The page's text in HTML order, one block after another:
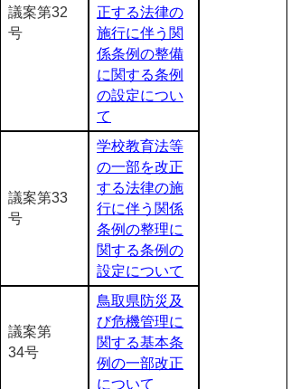
議案第32
号
正する法律の
施行に伴う関
係条例の整備
に関する条例
の設定につい
て
議案第33
号
学校教育法等
の一部を改正
する法律の施
行に伴う関係
条例の整理に
関する条例の
設定について
議案第
34号
鳥取県防災及
び危機管理に
関する基本条
例の一部改正
について